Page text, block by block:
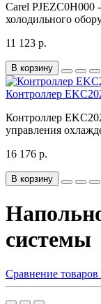
Carel PJEZC0H000
холодильного
11 123 р.
В корзину
Контроллер
Контроллер
управления
16 176 р.
В корзину
системы
Сравнение товаров